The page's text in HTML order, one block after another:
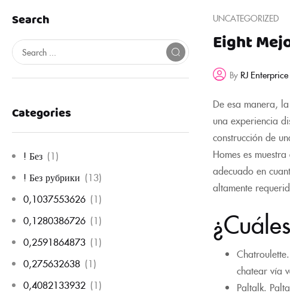
Search
Categories
! Без (1)
! Без рубрики (13)
0,1037553626 (1)
0,1280386726 (1)
0,2591864873 (1)
0,275632638 (1)
0,4082133932 (1)
UNCATEGORIZED
Eight
By RJ Enterprice
De esa manera,
una experiencia
construcción de
Homes es
adecuado en
altamente
chatear vía
Paltalk.